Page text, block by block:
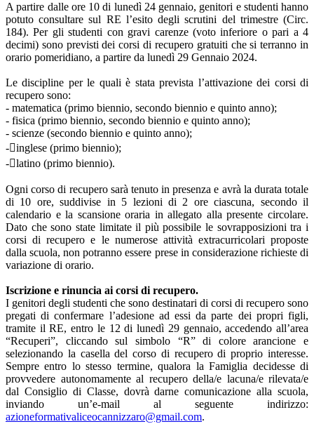
A partire dalle ore 10 di lunedì 24 gennaio, genitori e studenti hanno
potuto consultare sul RE l’esito degli scrutini del trimestre (Circ.
184). Per gli studenti con gravi carenze (voto inferiore o pari a 4
decimi) sono previsti dei corsi di recupero gratuiti che si terranno in
orario pomeridiano, a partire da lunedì 29 Gennaio 2024.
Le discipline per le quali è stata prevista l’attivazione dei corsi di
recupero sono:
- matematica (primo biennio, secondo biennio e quinto anno);
- fisica (primo biennio, secondo biennio e quinto anno);
- scienze (secondo biennio e quinto anno);
-inglese (primo biennio);
-latino (primo biennio).
Ogni corso di recupero sarà tenuto in presenza e avrà la durata totale
di 10 ore, suddivise in 5 lezioni di 2 ore ciascuna, secondo il
calendario e la scansione oraria in allegato alla presente circolare.
Dato che sono state limitate il più possibile le sovrapposizioni tra i
corsi di recupero e le numerose attività extracurricolari proposte
dalla scuola, non potranno essere prese in considerazione richieste di
variazione di orario.
Iscrizione e rinuncia ai corsi di recupero.
I genitori degli studenti che sono destinatari di corsi di recupero sono
pregati di confermare l’adesione ad essi da parte dei propri figli,
tramite il RE, entro le 12 di lunedì 29 gennaio, accedendo all’area
“Recuperi”, cliccando sul simbolo “R” di colore arancione e
selezionando la casella del corso di recupero di proprio interesse.
Sempre entro lo stesso termine, qualora la Famiglia decidesse di
provvedere autonomamente al recupero della/e lacuna/e rilevata/e
dal Consiglio di Classe, dovrà darne comunicazione alla scuola,
inviando un’e-mail al seguente indirizzo:
azioneformativaliceocannizzaro@gmail.com.